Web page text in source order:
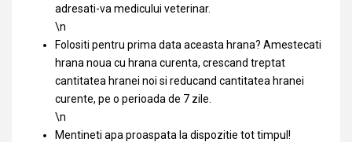
adresati-va medicului veterinar.
\n
Folositi pentru prima data aceasta hrana? Amestecati
hrana noua cu hrana curenta, crescand treptat
cantitatea hranei noi si reducand cantitatea hranei
curente, pe o perioada de 7 zile.
\n
Mentineti apa proaspata la dispozitie tot timpul!